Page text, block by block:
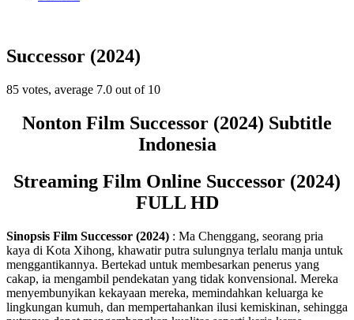
Successor (2024)
85 votes, average 7.0 out of 10
Nonton Film Successor (2024) Subtitle
Indonesia
Streaming Film Online Successor (2024)
FULL HD
Sinopsis Film Successor (2024) : Ma Chenggang, seorang pria
kaya di Kota Xihong, khawatir putra sulungnya terlalu manja untuk
menggantikannya. Bertekad untuk membesarkan penerus yang
cakap, ia mengambil pendekatan yang tidak konvensional. Mereka
menyembunyikan kekayaan mereka, memindahkan keluarga ke
lingkungan kumuh, dan mempertahankan ilusi kemiskinan, sehingga